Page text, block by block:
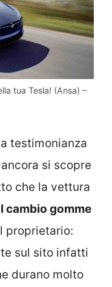
tua Tesla! (Ansa) –
testimonianza
si scopre
che la vettura
cambio gomme
proprietario:
sul sito infatti
durano molto